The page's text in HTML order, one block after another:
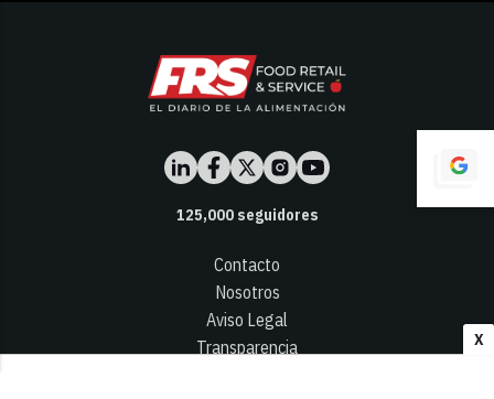
X
125,000seguidores
Contacto
Nosotros
Aviso Legal
Transparencia